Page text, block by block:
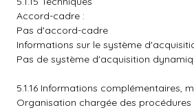
Accord-cadre :
Pas d'accord-cadre
Informations sur le système
Pas de système d'acquisition
5.1.16 Informations complémentaires,
Organisation chargée des procédures